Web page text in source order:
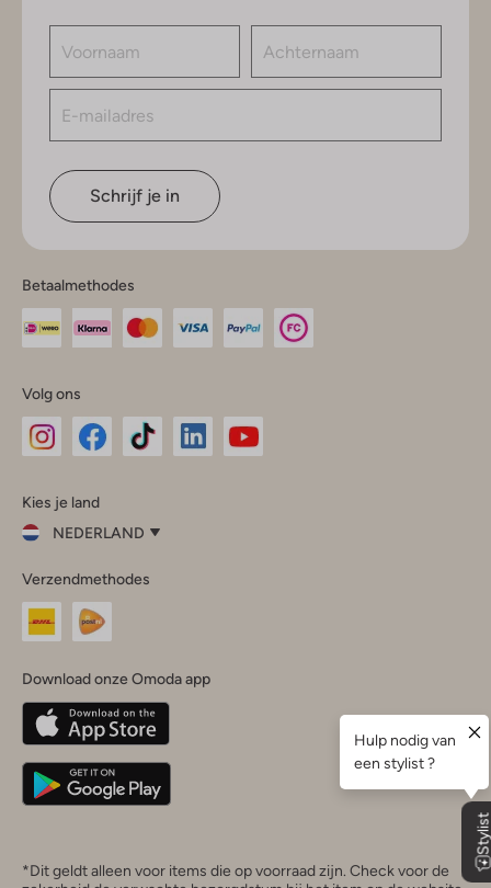
Schrijf je in
Betaalmethodes
Volg ons
InstagramFacebook
Kies je land
NEDERLAND
je
land
Nederland
Belgique(Français)
Deutschland
Verzendmethodes
Download onze Omoda app
*Dit geldt alleen voor items die op voorraad zijn. Check voor de